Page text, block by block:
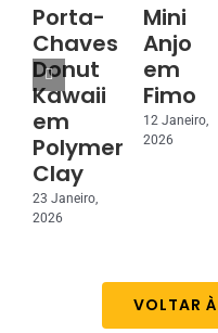
Porta-
Chaves
Donut
Kawaii
em
Polymer
Clay
23 Janeiro,
2026
Mini
Anjo
em
Fimo
12 Janeiro,
2026
VOLTAR